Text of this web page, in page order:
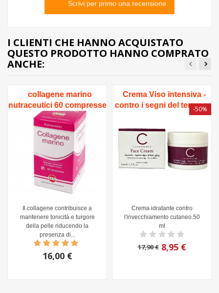
Scrivi per primo una recensione
I CLIENTI CHE HANNO ACQUISTATO
QUESTO PRODOTTO HANNO COMPRATO
ANCHE:
collagene marino
nutraceutici 60 compresse
1000mg
Il collagene contribuisce a
mantenere tonicità e turgore
della pelle riducendo la
presenza di...
16,00 €
Crema Viso intensiva -
contro i segni del tempo
Crema idratante contro
l'invecchiamento cutaneo.50
ml
17,90 €
-50%
8,95 €